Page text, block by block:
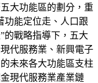
大功能區的劃分，重
功能定位走、人口跟
的戰略指導下，五大
代服務業、新興電子
未來各大功能區支柱
現代服務業產業鏈